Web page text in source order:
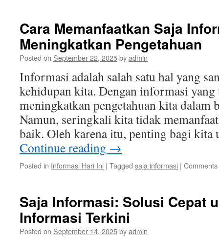
Cara Memanfaatkan Saja
Meningkatkan Pengetahuan
Posted on September 22, 2025byadmin
Informasi adalah salah satu hal yang
kehidupan kita. Dengan informasi yang
meningkatkan pengetahuan kita dalam
Namun, seringkali kita tidak
baik. Oleh karena itu, penting bagi
Continue reading →
Posted in Informasi Hari Ini | Tagged saja informasi |
Saja Informasi: Solusi Cepat
Informasi Terkini
Posted on September 14, 2025byadmin